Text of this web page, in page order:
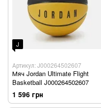
J
Артикул: J000264502607
Мяч Jordan Ultimate Flight
Basketball J000264502607
1 596 грн